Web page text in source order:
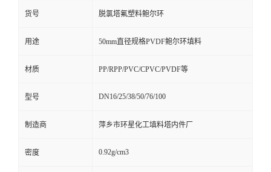
货号 脱氯塔氟塑料鲍尔环
用途 50mm直径规格PVDF鲍尔环填料
材质 PP/RPP/PVC/CPVC/PVDF等
型号 DN16/25/38/50/76/100
制造商 萍乡市环星化工填料塔内件厂
密度 0.92g/cm3